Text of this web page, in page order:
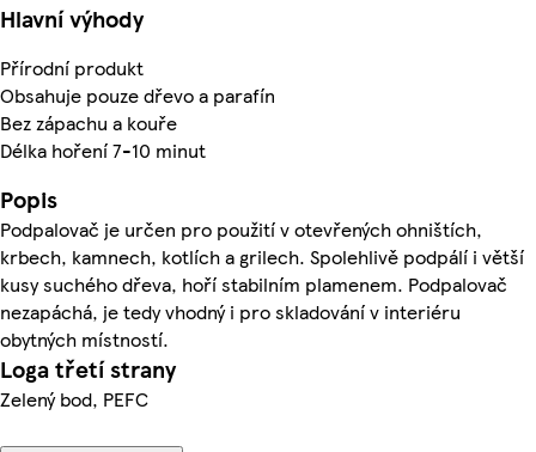
Hlavní výhody
Přírodní produkt
Obsahuje pouze dřevo a parafín
Bez zápachu a kouře
Délka hoření 7-10 minut
Popis
Podpalovač je určen pro použití v otevřených ohništích,
krbech, kamnech, kotlích a grilech. Spolehlivě podpálí i větší
kusy suchého dřeva, hoří stabilním plamenem. Podpalovač
nezapáchá, je tedy vhodný i pro skladování v interiéru
obytných místností.
Loga třetí strany
Zelený bod, PEFC